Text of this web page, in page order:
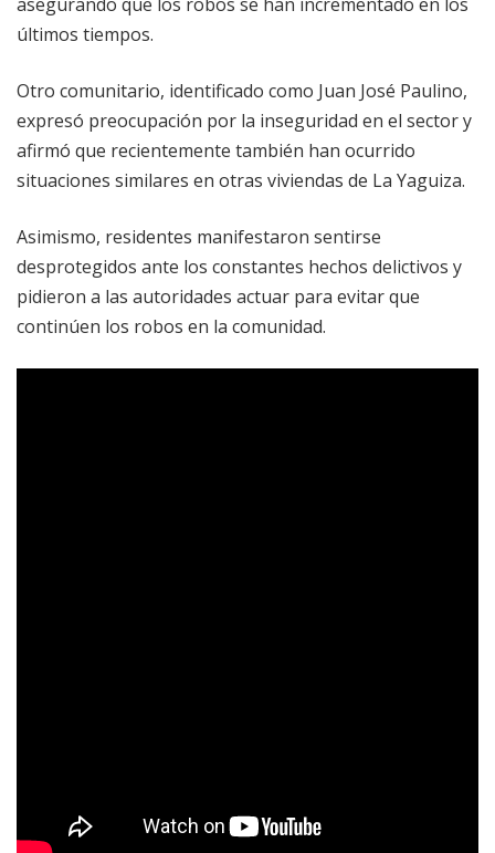
últimos tiempos.
Otro comunitario, identificado como Juan José Paulino,
expresó preocupación por la inseguridad en el sector y
afirmó que recientemente también han ocurrido
situaciones similares en otras viviendas de La Yaguiza.
Asimismo, residentes manifestaron sentirse
desprotegidos ante los constantes hechos delictivos y
pidieron a las autoridades actuar para evitar que
continúen los robos en la comunidad.